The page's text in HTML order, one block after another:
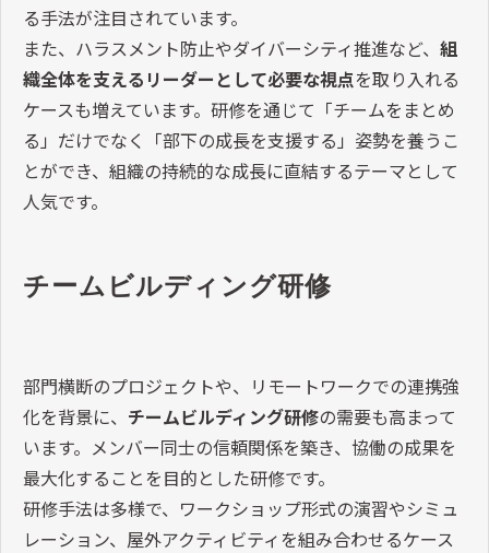
る手法が注目されています。
また、ハラスメント防止やダイバーシティ推進など、 組
織全体を支えるリーダーとして必要な視点を取り入れる
ケースも増えています。研修を通じて「チームをまとめ
る」だけでなく「部下の成長を支援する」姿勢を養うこ
とができ、組織の持続的な成長に直結するテーマとして
人気です。
チームビルディング研修
部門横断のプロジェクトや、リモートワークでの連携強
化を背景に、 チームビルディング研修の需要も高まって
います。メンバー同士の信頼関係を築き、協働の成果を
最大化することを目的とした研修です。
研修手法は多様で、ワークショップ形式の演習やシミュ
レーション、屋外アクティビティを組み合わせるケース